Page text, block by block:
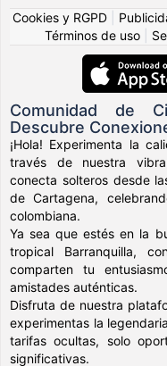
Cookies y RGPD
Términos de uso
Comunidad de
Descubre
¡Hola! Experimenta la
través de nuestra
conecta solteros desde
de Cartagena,
colombiana.
Ya sea que estés en la
tropical Barranquilla,
comparten tu
amistades auténticas.
Disfruta de nuestra
experimentas la
tarifas ocultas, solo
significativas.